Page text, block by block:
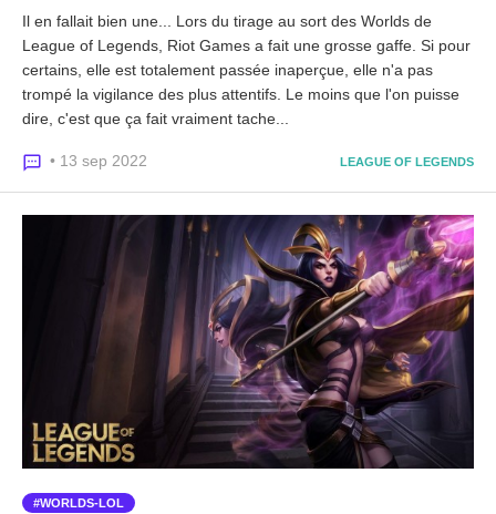
Il en fallait bien une... Lors du tirage au sort des Worlds de
League of Legends, Riot Games a fait une grosse gaffe. Si pour
certains, elle est totalement passée inaperçue, elle n'a pas
trompé la vigilance des plus attentifs. Le moins que l'on puisse
dire, c'est que ça fait vraiment tache...
• 13 sep 2022 LEAGUE OF LEGENDS
WORLDS-LOL